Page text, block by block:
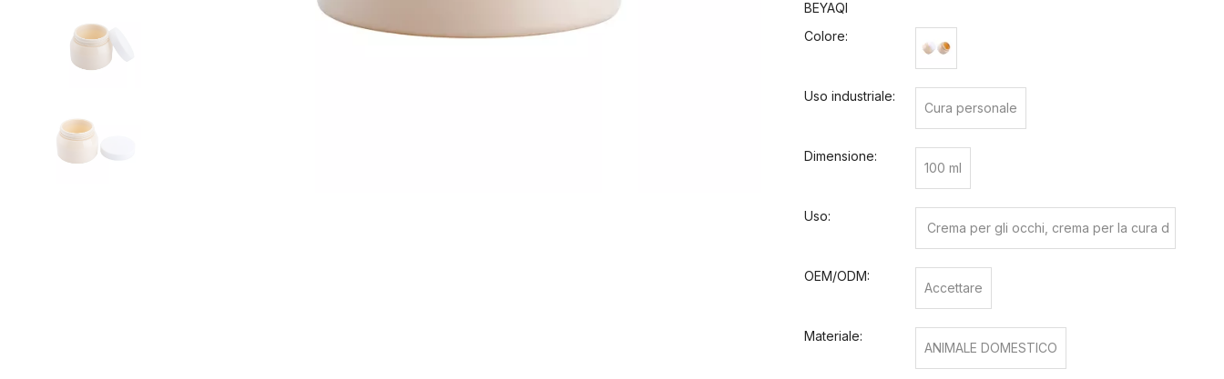
BEYAQI
Colore:
Uso industriale:
Cura personale
Dimensione:
100 ml
Uso:
Crema per gli occhi, crema per la cura d
OEM/ODM:
Accettare
Materiale:
ANIMALE DOMESTICO